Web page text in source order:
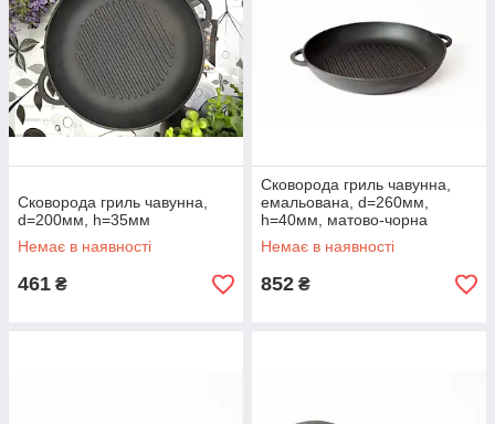
Сковорода гриль чавунна,
d=200мм, h=35мм
Немає в наявності
461 ₴
Сковорода гриль чавунна,
емальована, d=260мм,
h=40мм, матово-чорна
Немає в наявності
852 ₴